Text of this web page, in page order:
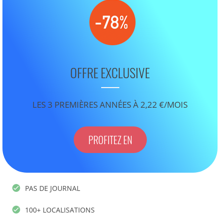
OFFRE EXCLUSIVE
LES 3 PREMIÈRES ANNÉES À 2,22 €/MOIS
PROFITEZ EN
PAS DE JOURNAL
100+ LOCALISATIONS